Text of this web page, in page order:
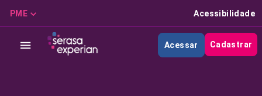
PME Acessibilidade
Acessar Cadastrar